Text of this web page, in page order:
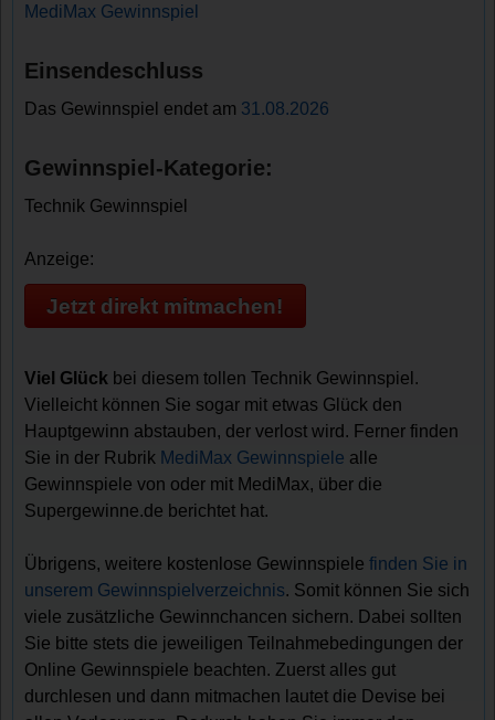
MediMax Gewinnspiel
Einsendeschluss
Das Gewinnspiel endet am 31.08.2026
Gewinnspiel-Kategorie:
Technik Gewinnspiel
Anzeige:
Jetzt direkt mitmachen!
Viel Glück bei diesem tollen Technik Gewinnspiel.
Vielleicht können Sie sogar mit etwas Glück den
Hauptgewinn abstauben, der verlost wird. Ferner finden
Sie in der Rubrik MediMax Gewinnspiele alle
Gewinnspiele von oder mit MediMax, über die
Supergewinne.de berichtet hat.
Übrigens, weitere kostenlose Gewinnspielefinden Sie in
unserem Gewinnspielverzeichnis. Somit können Sie sich
viele zusätzliche Gewinnchancen sichern. Dabei sollten
Sie bitte stets die jeweiligen Teilnahmebedingungen der
Online Gewinnspiele beachten. Zuerst alles gut
durchlesen und dann mitmachen lautet die Devise bei